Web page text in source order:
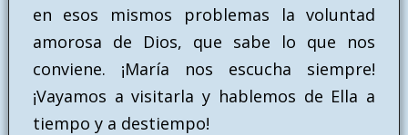
en esos mismos problemas la voluntad
amorosa de Dios, que sabe lo que nos
conviene. ¡María nos escucha siempre!
¡Vayamos a visitarla y hablemos de Ella a
tiempo y a destiempo!